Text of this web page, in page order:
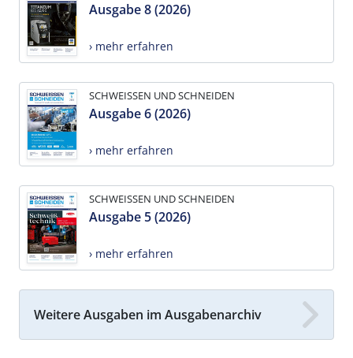
Ausgabe 8 (2026)
› mehr erfahren
SCHWEISSEN UND SCHNEIDEN
Ausgabe 6 (2026)
› mehr erfahren
SCHWEISSEN UND SCHNEIDEN
Ausgabe 5 (2026)
› mehr erfahren
Weitere Ausgaben im Ausgabenarchiv